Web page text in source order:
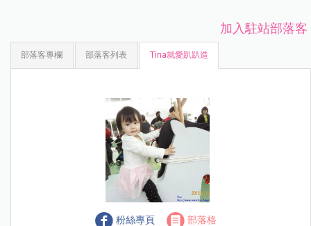
加入駐站部落客
部落客專欄 部落客列表 Tina就愛趴趴造
粉絲專頁 部落格